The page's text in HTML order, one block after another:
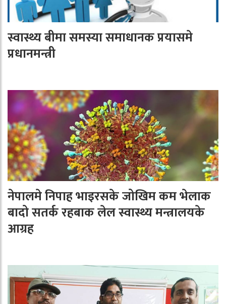
स्वास्थ्य बीमा समस्या समाधानक प्रयासमे
प्रधानमन्त्री
नेपालमे निपाह भाइरसके जोखिम कम भेलाक
बादो सतर्क रहबाक लेल स्वास्थ्य मन्त्रालयके
आग्रह